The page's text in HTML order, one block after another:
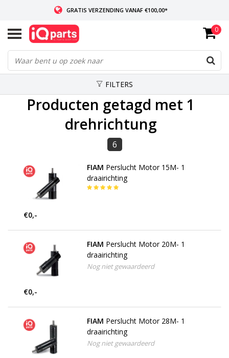
GRATIS VERZENDING VANAF €100,00*
INDIEN VOORRADIG: VOOR 14:00 BESTELD, ZELFDE DAG VERZONDEN
WERELDWIJDE LEVERING
0
FILTERS
Producten getagd met 1
drehrichtung
6
FIAM Perslucht Motor 15M- 1
draairichting
€0,-
FIAM Perslucht Motor 20M- 1
draairichting
Nog niet gewaardeerd
€0,-
FIAM Perslucht Motor 28M- 1
draairichting
Nog niet gewaardeerd